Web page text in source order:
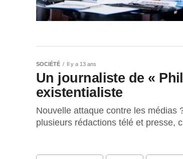
SOCIÉTÉ Il y a 13 ans
Un journaliste de «
existentialiste
Nouvelle attaque contre les médias
plusieurs rédactions télé et presse,